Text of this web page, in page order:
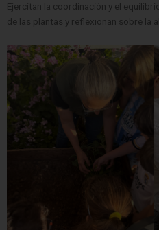
Ejercitan la coordinación y el
de las plantas y reflexionan sobre la